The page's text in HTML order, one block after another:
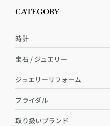
CATEGORY
時計
宝石 / ジュエリー
ジュエリーリフォーム
ブライダル
取り扱いブランド